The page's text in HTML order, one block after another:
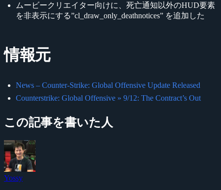
ムービークリエイター向けに、死亡通知以外のHUD要素
を非表示にする”cl_draw_only_deathnotices” を追加した
情報元
News – Counter-Strike: Global Offensive Update Released
Counterstrike: Global Offensive » 9/12: The Contract’s Out
この記事を書いた人
Yossy